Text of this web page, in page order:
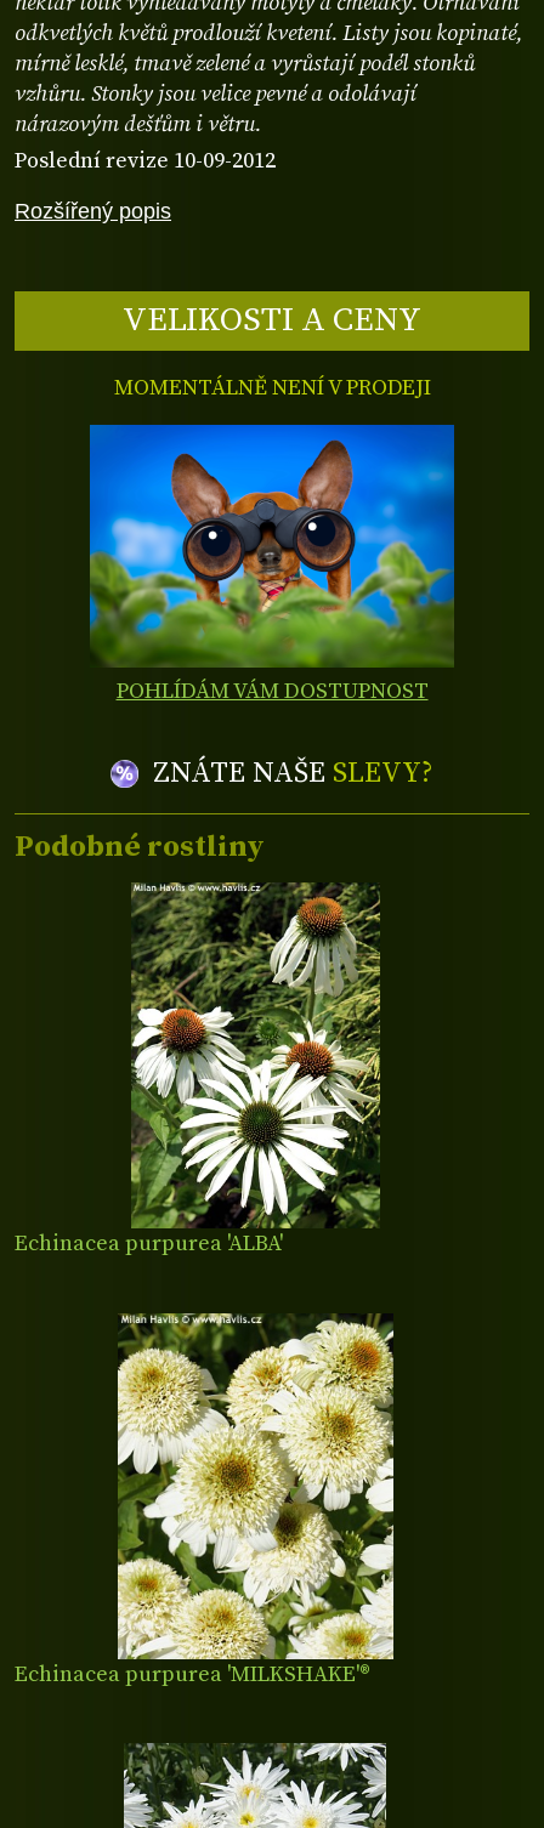
Rozšířený popis
odkvetlých květů prodlouží kvetení. Listy jsou kopinaté,
mírně lesklé, tmavě zelené a vyrůstají podél stonků
vzhůru. Stonky jsou velice pevné a odolávají
nárazovým dešťům i větru.
Poslední revize 10-09-2012
VELIKOSTI A CENY
MOMENTÁLNĚ NENÍ V PRODEJI
POHLÍDÁM VÁM DOSTUPNOST
ZNÁTE NAŠE SLEVY?
Podobné rostliny
Echinacea purpurea 'ALBA'
Echinacea purpurea 'MILKSHAKE'®